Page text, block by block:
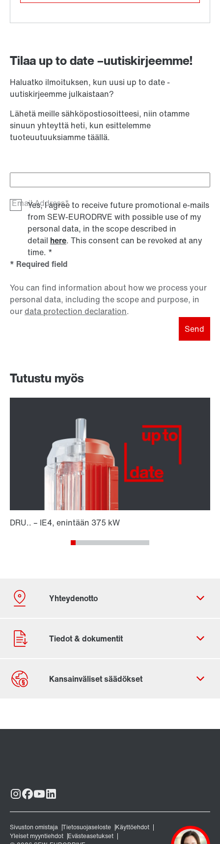
Tilaa up to date –uutiskirjeemme!
Haluatko ilmoituksen, kun uusi up to date -
uutiskirjeemme julkaistaan?
Lähetä meille sähköpostiosoitteesi, niin otamme
sinuun yhteyttä heti, kun esittelemme
tuoteuutuuksiamme täällä.
Email Address*
Yes, I agree to receive future promotional e-mails
from SEW‑EURODRVE with possible use of my
personal data, in the scope described in
detail here. This consent can be revoked at any
time. *
* Required field
You can find information about how we process your
personal data, including the scope and purpose, in
ourdata protection declaration.
Send
Tutustu myös